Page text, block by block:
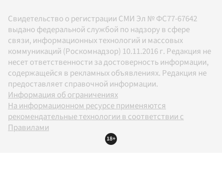
Свидетельство о регистрации СМИ Эл № ФС77-67642
выдано федеральной службой по надзору в сфере
связи, информационных технологий и массовых
коммуникаций (Роскомнадзор) 10.11.2016 г. Редакция не
несет ответственности за достоверность информации,
содержащейся в рекламных объявлениях. Редакция не
предоставляет справочной информации.
Информация об ограничениях
На информационном ресурсе применяются
рекомендательные технологии в соответствии с
Правилами
18+